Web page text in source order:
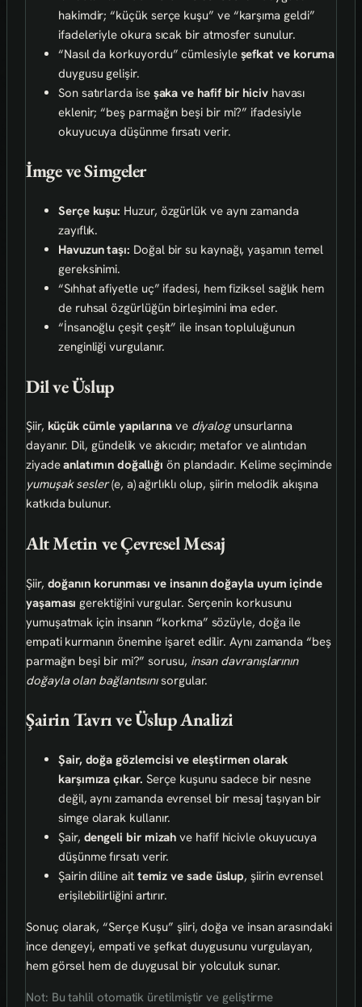
hakimdir; “küçük serçe kuşu” ve “karşıma geldi”
ifadeleriyle okura sıcak bir atmosfer sunulur.
“Nasıl da korkuyordu” cümlesiyle şefkat ve koruma
duygusu gelişir.
Son satırlarda ise şaka ve hafif bir hicivhavası
eklenir; “beş parmağın beşi bir mi?” ifadesiyle
okuyucuya düşünme fırsatı verir.
İmge ve Simgeler
Serçe kuşu: Huzur, özgürlük ve aynı zamanda
zayıflık.
Havuzun taşı: Doğal bir su kaynağı, yaşamın temel
gereksinimi.
“Sıhhat afiyetle uç” ifadesi, hem fiziksel sağlık hem
de ruhsal özgürlüğün birleşimini ima eder.
“İnsanoğlu çeşit çeşit” ile insan topluluğunun
zenginliği vurgulanır.
Dil ve Üslup
Şiir, küçük cümle yapılarınave diyalogunsurlarına
dayanır. Dil, gündelik ve akıcıdır; metafor ve alıntıdan
ziyadeanlatımın doğallığı ön plandadır. Kelime seçiminde
yumuşak sesler(e, a) ağırlıklı olup, şiirin melodik akışına
katkıda bulunur.
Alt Metin ve Çevresel Mesaj
Şiir, doğanın korunması ve insanın doğayla uyum içinde
yaşaması gerektiğini vurgular. Serçenin korkusunu
yumuşatmak için insanın “korkma” sözüyle, doğa ile
empati kurmanın önemine işaret edilir. Aynı zamanda “beş
parmağın beşi bir mi?” sorusu, insan davranışlarının
doğayla olan bağlantısınısorgular.
Şairin Tavrı ve Üslup Analizi
Şair, doğa gözlemcisi ve eleştirmen olarak
karşımıza çıkar. Serçe kuşunu sadece bir nesne
değil, aynı zamanda evrensel bir mesaj taşıyan bir
simge olarak kullanır.
Şair, dengeli bir mizah ve hafif hicivle okuyucuya
düşünme fırsatı verir.
Şairin diline ait temiz ve sade üslup, şiirin evrensel
erişilebilirliğini artırır.
Sonuç olarak, “Serçe Kuşu” şiiri, doğa ve insan arasındaki
ince dengeyi, empati ve şefkat duygusunu vurgulayan,
hem görsel hem de duygusal bir yolculuk sunar.
Not: Bu tahlil otomatik üretilmiştir ve geliştirme